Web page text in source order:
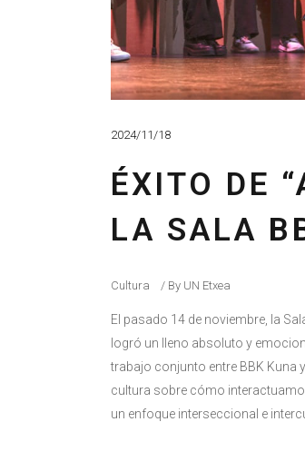
2024/11/18
ÉXITO DE
LA SALA
Cultura By UN Etxea
El pasado 14 de noviembre, la
logró un lleno absoluto y
trabajo conjunto entre BBK Kuna
cultura sobre cómo
un enfoque interseccional e